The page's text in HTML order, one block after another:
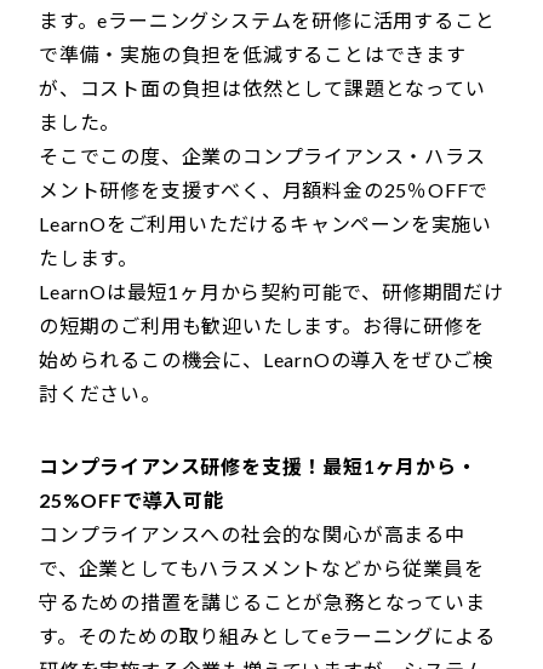
ます。eラーニングシステムを研修に活用すること
で準備・実施の負担を低減することはできます
が、コスト面の負担は依然として課題となってい
ました。
そこでこの度、企業のコンプライアンス・ハラス
メント研修を支援すべく、月額料金の25％OFFで
LearnOをご利用いただけるキャンペーンを実施い
たします。
LearnOは最短1ヶ月から契約可能で、研修期間だけ
の短期のご利用も歓迎いたします。お得に研修を
始められるこの機会に、LearnOの導入をぜひご検
討ください。
コンプライアンス研修を支援！最短1ヶ月から・
25%OFFで導入可能
コンプライアンスへの社会的な関心が高まる中
で、企業としてもハラスメントなどから従業員を
守るための措置を講じることが急務となっていま
す。そのための取り組みとしてeラーニングによる